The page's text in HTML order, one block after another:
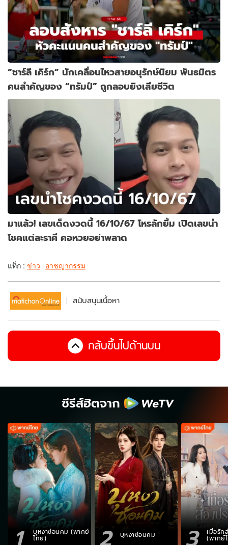
“ชาร์ลี เคิร์ก” นักเคลื่อนไหวสายอนุรักษ์นิยม พันธมิตร
คนสำคัญของ “ทรัมป์” ถูกลอบยิงเสียชีวิต
มาแล้ว! เลขเด็ดงวดนี้ 16/10/67 โหรลักยิ้ม เปิดเลขนำ
โชคแต่ละราศี คอหวยอย่าพลาด
แท็ก : ข่าว อาชญากรรม
สนับสนุนเนื้อหา
กลับขึ้นไปด้านบน
ซีรีส์ฮิตจาก
1 บุหงาซ่อนคม (พากย์
ไทย) 2 บุหงาซ่อนคม 3 เมื่อรัก
(พากย์